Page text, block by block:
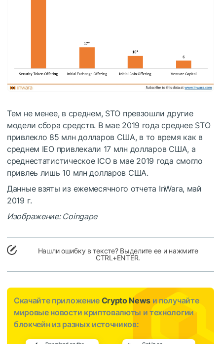
Тем не менее, в среднем, STO превзошли другие
модели сбора средств. В мае 2019 года среднее STO
привлекло 85 млн долларов США, в то время как в
среднем IEO привлекали 17 млн долларов США, а
среднестатистическое ICO в мае 2019 года смогло
привлеь лишь 10 млн долларов США.
Данные взяты из ежемесячного отчета InWara, май
2019 г.
Изображение: Coingape
Нашли ошибку в тексте? Выделите ее и нажмите
CTRL+ENTER.
Скачайте приложение Crypto News и получайте
мировые новости криптовалюты и технологии
блокчейн из разных источников: